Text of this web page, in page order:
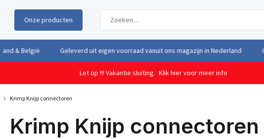
Onze producten
Geleverd uit eigen voorraad vanuit ons magazijn in Nederland Gratis
Let op !!! Vakantie sluiting. Klik hier voor meer info
Krimp Knijp connectoren
Krimp Knijp connectoren